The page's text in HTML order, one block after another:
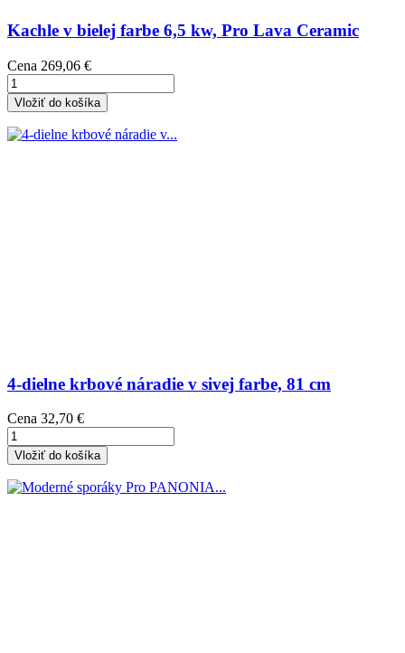
Kachle v bielej farbe 6,5 kw, Pro Lava Ceramic
Cena 269,06 €
Vložiť do košíka
4-dielne krbové náradie v sivej farbe, 81 cm
Cena 32,70 €
Vložiť do košíka